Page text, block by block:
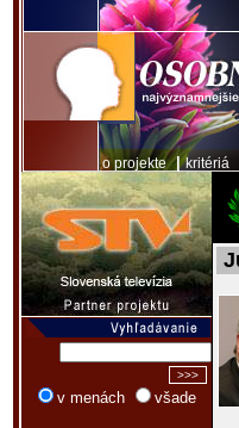
o projekte|kritériá
v menách všade